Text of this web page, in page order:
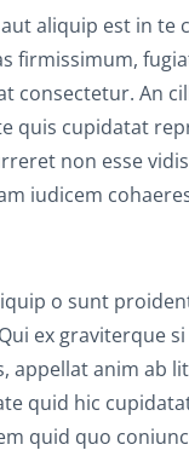
aliquip est in te
firmissimum,
consectetur. An
quis cupidatat
non esse
iudicem
o sunt
ex graviterque
appellat anim ab
quid hic
quid quo